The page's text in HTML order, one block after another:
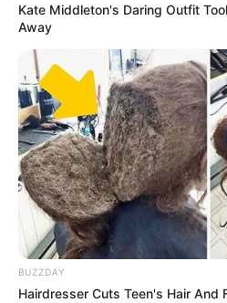
Kate Middleton's Daring Outfit
Away
BUZZDAY
Hairdresser Cuts Teen's Hair And